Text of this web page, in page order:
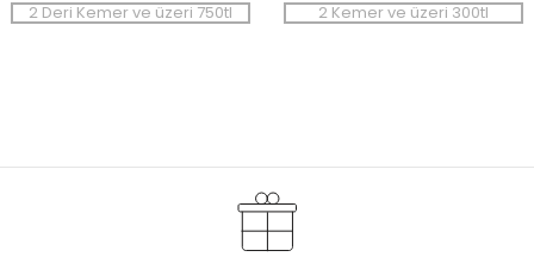
2 Deri Kemer ve üzeri 750tl 2 Kemer ve üzeri 300tl